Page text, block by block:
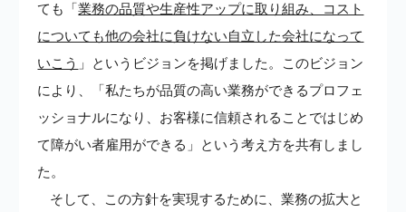
ても「業務の品質や生産性アップに取り組み、コスト
についても他の会社に負けない自立した会社になって
いこう 」というビジョンを掲げました。このビジョン
により、「私たちが品質の高い業務ができるプロフェ
ッショナルになり、お客様に信頼されることではじめ
て障がい者雇用ができる」という考え方を共有しまし
た。
そして、この方針を実現するために、業務の拡大と